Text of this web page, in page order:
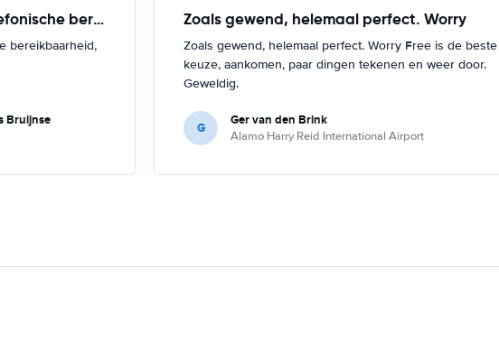
Prima reservering, goede telefonische bereikbaarheid
bereikbaarheid,
Bruijnse
Zoals gewend, helemaal perfect. Worry
Zoals gewend, helemaal perfect. Worry Free is de beste
keuze, aankomen, paar dingen tekenen en weer door.
Geweldig.
G Ger van den Brink
Alamo Harry Reid International Airport